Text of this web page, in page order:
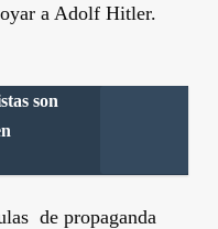
a Adolf Hitler.
son
de propaganda